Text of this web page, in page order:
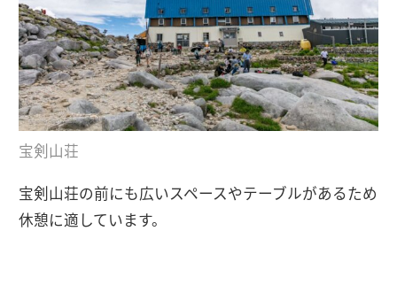
宝剣山荘
宝剣山荘の前にも広いスペースやテーブルがあるため
休憩に適しています。